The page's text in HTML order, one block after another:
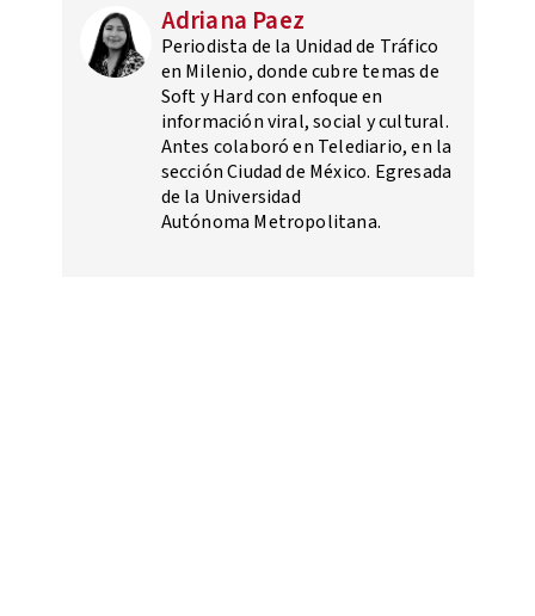
Adriana Paez
Periodista de la Unidad de Tráfico
en Milenio, donde cubre temas de
Soft y Hard con enfoque en
información viral, social y cultural.
Antes colaboró en Telediario, en la
sección Ciudad de México. Egresada
de la Universidad
Autónoma Metropolitana.